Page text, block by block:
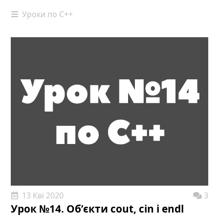
Уроки по С++
Урок №14. Об’єкти cout, cin і endl
13 Кві 2020 3